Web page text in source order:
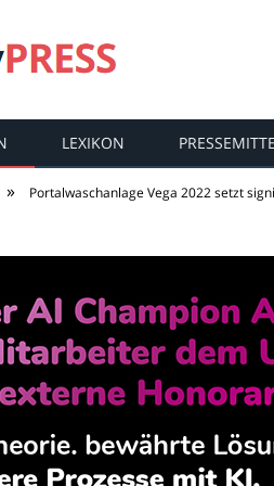
LEXIKON
» Portalwaschanlage Vega 2022 setzt